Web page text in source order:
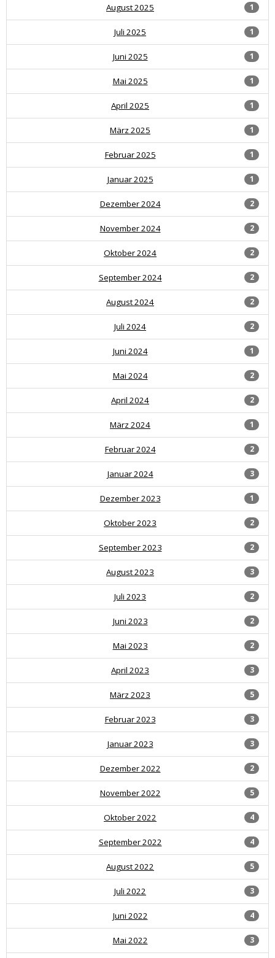
1
August 2025
1
Juli 2025
1
Juni 2025
1
Mai 2025
1
April 2025
1
März 2025
1
Februar 2025
1
Januar 2025
2
Dezember 2024
2
November 2024
2
Oktober 2024
2
September 2024
2
August 2024
2
Juli 2024
1
Juni 2024
2
Mai 2024
2
April 2024
1
März 2024
2
Februar 2024
3
Januar 2024
1
Dezember 2023
2
Oktober 2023
2
September 2023
3
August 2023
2
Juli 2023
2
Juni 2023
2
Mai 2023
3
April 2023
5
März 2023
3
Februar 2023
3
Januar 2023
2
Dezember 2022
5
November 2022
4
Oktober 2022
4
September 2022
5
August 2022
3
Juli 2022
4
Juni 2022
3
Mai 2022